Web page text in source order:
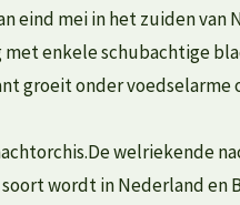
eind mei in het zuiden
enkele schubachtige
groeit onder
welriekende
soort wordt in Nederland